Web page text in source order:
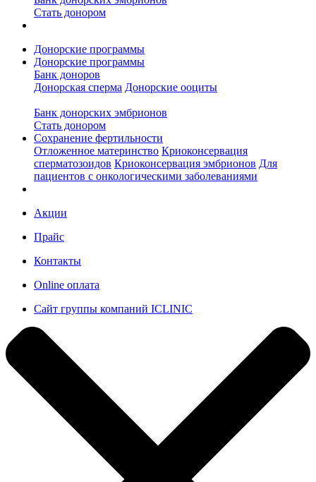
Стать донором
Донорские программы
Донорские программы
Банк доноров
Донорская сперма Донорские ооциты
Банк донорских эмбрионов
Стать донором
Сохранение фертильности
Отложенное материнство Криоконсервация
сперматозоидов Криоконсервация эмбрионов Для
пациентов с онкологическими заболеваниями
Акции
Прайс
Контакты
Online оплата
Сайт группы компаний ICLINIC